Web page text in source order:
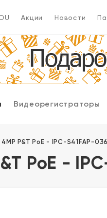
Акции Новости
Видеорегистраторы
4MP P&T PoE - IPC-S41FAP-
PoE -